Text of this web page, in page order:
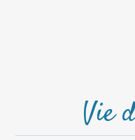
Vie